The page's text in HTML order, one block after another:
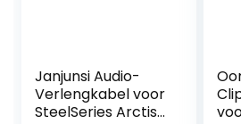
Janjunsi Audio-
Verlengkabel voor
SteelSeries Arctis